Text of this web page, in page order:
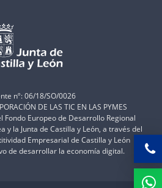
nº: 06/18/SO/0026
DE LAS TIC EN LAS PYMES
Fondo Europeo de Desarrollo Regional
y la Junta de Castilla y León, a través del
Empresarial de Castilla y León
de desarrollar la economía digital.